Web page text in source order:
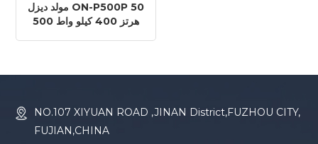
مولد ديزل ON-P500P 50
هرتز 400 كيلو واط 500
NO.107 XIYUAN ROAD ,JINAN District,FUZHOU CITY,
FUJIAN,CHINA